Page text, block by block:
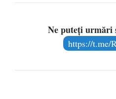
Ne puteți urmări
https://t.me/